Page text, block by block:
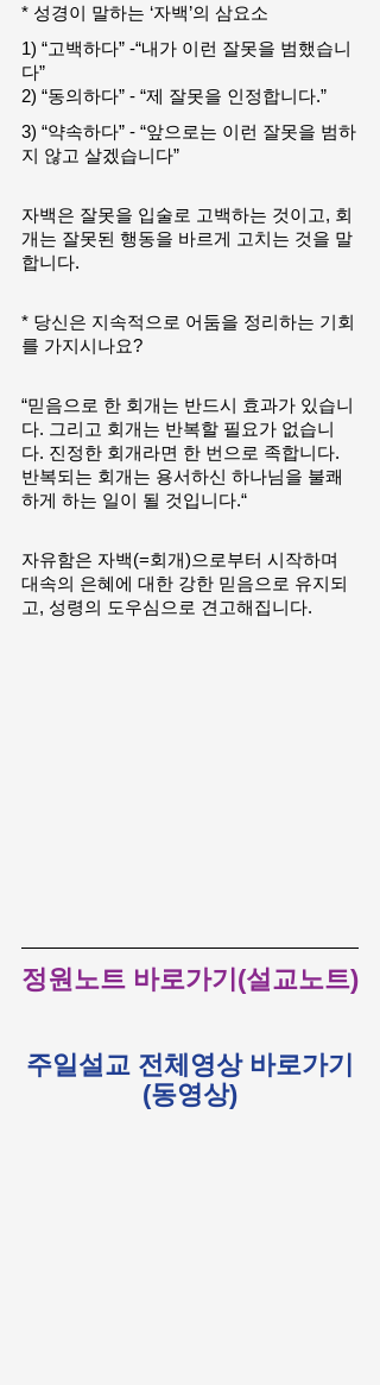
* 성경이 말하는 ‘자백’의 삼요소
1) “고백하다” -“내가 이런 잘못을 범했습니
다”
2) “동의하다” - “제 잘못을 인정합니다.”
3) “약속하다” - “앞으로는 이런 잘못을 범하
지 않고 살겠습니다”
자백은 잘못을 입술로 고백하는 것이고, 회
개는 잘못된 행동을 바르게 고치는 것을 말
합니다.
* 당신은 지속적으로 어둠을 정리하는 기회
를 가지시나요?
“믿음으로 한 회개는 반드시 효과가 있습니
다. 그리고 회개는 반복할 필요가 없습니
다. 진정한 회개라면 한 번으로 족합니다.
반복되는 회개는 용서하신 하나님을 불쾌
하게 하는 일이 될 것입니다.“
자유함은 자백(=회개)으로부터 시작하며
대속의 은혜에 대한 강한 믿음으로 유지되
고, 성령의 도우심으로 견고해집니다.
정원노트 바로가기(설교노트)
주일설교 전체영상 바로가기
(동영상)